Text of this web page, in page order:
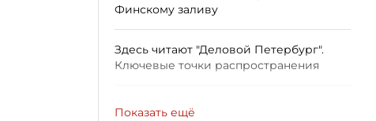
Финскому заливу
Здесь читают "Деловой Петербург".
Ключевые точки распространения
Показать ещё